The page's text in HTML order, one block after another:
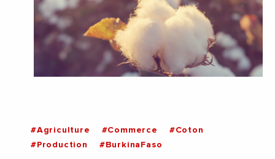
#Agriculture #Commerce
#Coton
#Production
#BurkinaFaso